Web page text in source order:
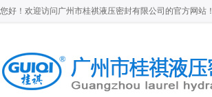
您好！欢迎访问广州市桂祺液压密封有限公司的官方网站！